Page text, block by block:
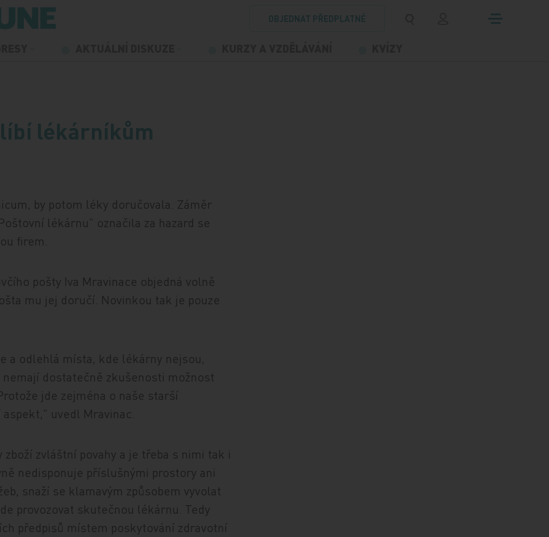
OBJEDNAT PŘEDPLATNÉ
lékárníkům
by potom léky doručovala. Záměr
lékárnu" označila za hazard se
firem.
pošty Iva Mravinace objedná volně
mu jej doručí. Novinkou tak je pouze
a odlehlá místa, kde lékárny nejsou,
dostatečně zkušenosti možnost
jde zejména o naše starší
uvedl Mravinac.
zvláštní povahy a je třeba s nimi tak i
nedisponuje příslušnými prostory ani
snaží se klamavým způsobem vyvolat
provozovat skutečnou lékárnu. Tedy
předpisů místem poskytování zdravotní